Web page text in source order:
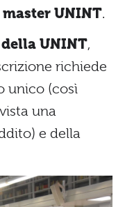
UNINT.
UNINT,
richiede
unico (così
una
e della